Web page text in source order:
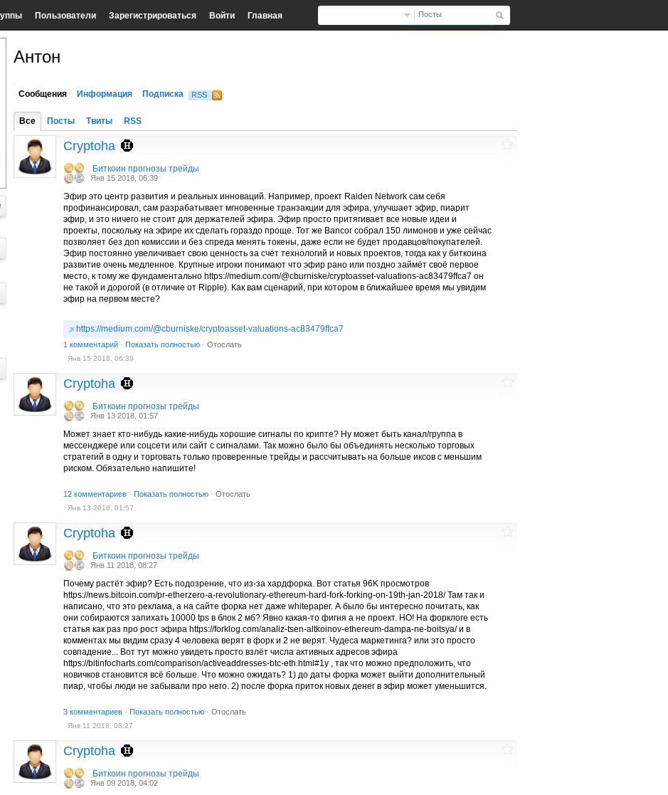
Посты
Пользователи Зарегистрироваться Войти Главная
Антон
Сообщения Информация Подписка RSS
Все Посты Твиты RSS
Cryptoha
Биткоин прогнозы трейды
Янв 15 2018, 06:39
Эфир это центр развития и реальных инноваций. Например, проект Raiden Network сам себя
профинансировал, сам разрабатывает мгновенные транзакции для эфира, улучшает эфир, пиарит
эфир, и это ничего не стоит для держателей эфира. Эфир просто притягивает все новые идеи и
проекты, поскольку на эфире их сделать гораздо проще. Тот же Bancor собрал 150 лимонов и уже сейчас
позволяет без доп комиссии и без спреда менять токены, даже если не будет продавцов/покупателей.
Эфир постоянно увеличивает свою ценность за счёт технологий и новых проектов, тогда как у биткоина
развитие очень медленное. Крупные игроки понимают что эфир рано или поздно займёт своё первое
место, к тому же фундаментально https://medium.com/@cburniske/cryptoasset-valuations-ac83479ffca7 он
не такой и дорогой (в отличие от Ripple). Как вам сценарий, при котором в ближайшее время мы увидим
эфир на первом месте?
https://medium.com/@cburniske/cryptoasset-valuations-ac83479ffca7
1 комментарий · Показать полностью · Отослать
Янв 15 2018, 06:39
Cryptoha
Биткоин прогнозы трейды
Янв 13 2018, 01:57
Может знает кто-нибудь какие-нибудь хорошие сигналы по крипте? Ну может быть канал/группа в
мессенджере или соцсети или сайт с сигналами. Так можно было бы объединять несколько торговых
стратегий в одну и торговать только проверенные трейды и рассчитывать на больше иксов с меньшим
риском. Обязательно напишите!
12 комментариев · Показать полностью · Отослать
Янв 13 2018, 01:57
Cryptoha
Биткоин прогнозы трейды
Янв 11 2018, 08:27
Почему растёт эфир? Есть подозрение, что из-за хардфорка. Вот статья 96K просмотров
https://news.bitcoin.com/pr-etherzero-a-revolutionary-ethereum-hard-fork-forking-on-19th-jan-2018/ Там так и
написано, что это реклама, а на сайте форка нет даже whitepaper. А было бы интересно почитать, как
они собираются запихать 10000 tps в блок 2 мб? Явно какая-то фигня а не проект. НО! На форклоге есть
статья как раз про рост эфира https://forklog.com/analiz-tsen-altkoinov-ethereum-dampa-ne-boitsya/ и в
комментах мы видим сразу 4 человека верят в форк и 2 не верят. Чудеса маркетинга? или это просто
совпадение... Вот тут можно увидеть просто взлёт числа активных адресов эфира
https://bitinfocharts.com/comparison/activeaddresses-btc-eth.html#1y , так что можно предположить, что
новичков становится всё больше. Что можно ожидать? 1) до даты форка может выйти дополнительный
пиар, чтобы люди не забывали про него. 2) после форка приток новых денег в эфир может уменьшится.
3 комментариев · Показать полностью · Отослать
Янв 11 2018, 08:27
Cryptoha
Биткоин прогнозы трейды
Янв 09 2018, 04:02